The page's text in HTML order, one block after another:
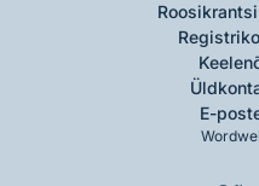
E-post